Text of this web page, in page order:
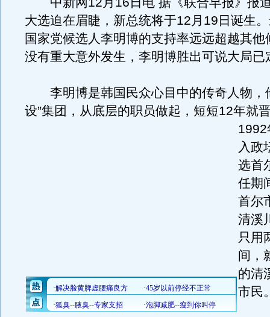
大选迫在眉睫，新总统将于12月19日诞生
国家党候选人李明博的支持率远远超越其他
没有重大意外发生，李明博胜出可说大局已
李明博是韩国民众心目中的传奇人物，
设”集团，从底层的职员做起，短短12年就
1992
入政
选首
任期
首尔
清溪
只用
间，
的清
市民